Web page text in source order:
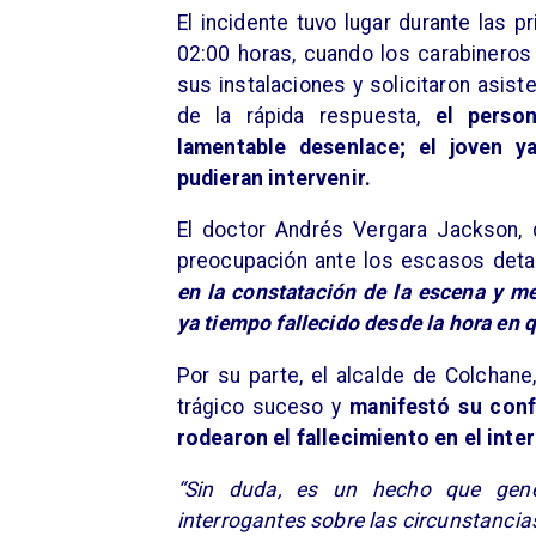
El incidente tuvo lugar durante las
02:00 horas, cuando los
sus instalaciones y solicitaron
de la rápida respuesta, el
lamentable desenlace; el joven
pudieran intervenir.
El doctor Andrés Vergara
preocupación ante los escasos
en la constatación de la escena y
ya tiempo fallecido desde la hora en
Por su parte, el alcalde de
trágico suceso y manifestó su
rodearon el fallecimiento en el
“Sin duda, es un hecho que
interrogantes sobre las